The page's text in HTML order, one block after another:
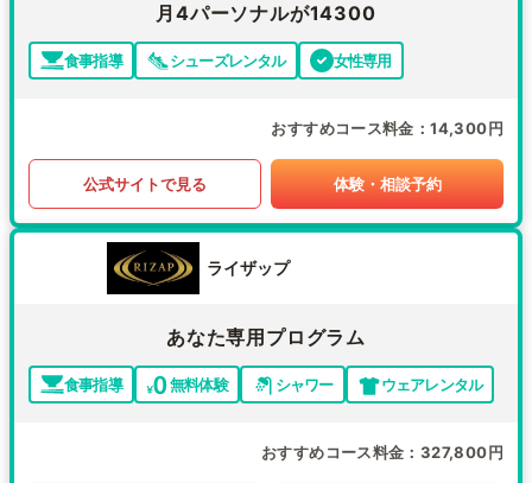
月4パーソナルが14300
食事指導 シューズレンタル 女性専用
おすすめコース料金 14,300円
公式サイトで見る 体験・相談予約
ライザップ
あなた専用プログラム
食事指導 無料体験 シャワー ウェアレンタル
おすすめコース料金 327,800円